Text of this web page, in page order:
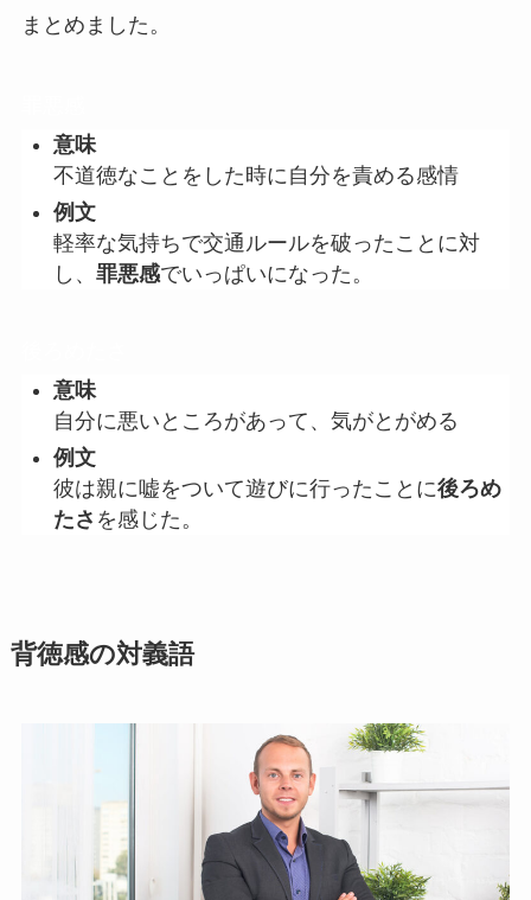
まとめました。
意味
不道徳なことをした時に自分を責める感情
例文
軽率な気持ちで交通ルールを破ったことに対
し、 罪悪感でいっぱいになった。
意味
自分に悪いところがあって、気がとがめる
例文
彼は親に嘘をついて遊びに行ったことに後ろめ
たさ を感じた。
背徳感の対義語